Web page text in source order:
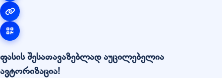
ფასის შესათავაზებლად აუცილებელია
ავტორიზაცია!